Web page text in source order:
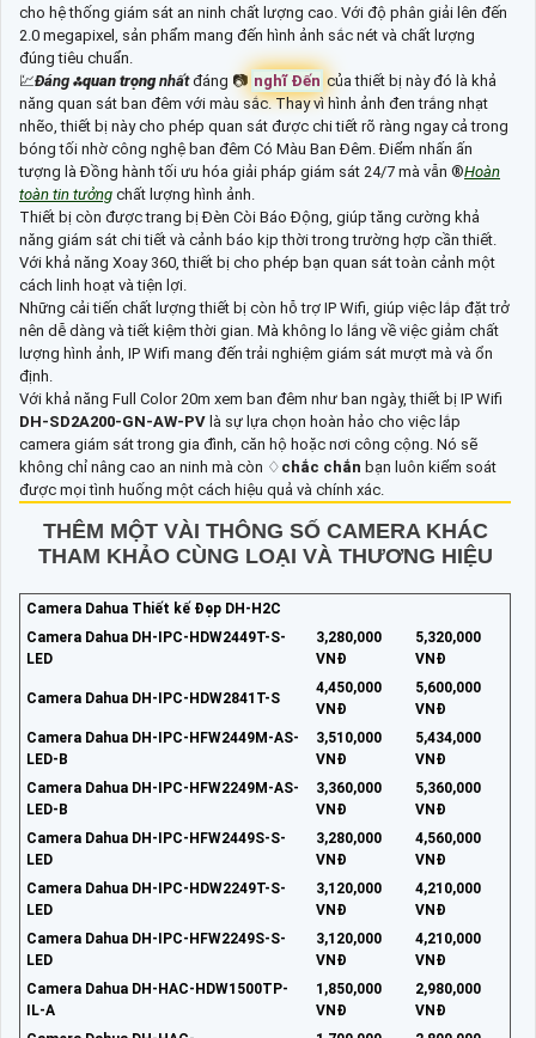
cho hệ thống giám sát an ninh chất lượng cao. Với độ phân giải lên đến
2.0 megapixel, sản phẩm mang đến hình ảnh sắc nét và chất lượng
đúng tiêu chuẩn.
💹Đáng ⁂quan trọngnhấtđáng 📷 nghĩ Đến của thiết bị này đó là khả
năng quan sát ban đêm với màu sắc. Thay vì hình ảnh đen trắng nhạt
nhẽo, thiết bị này cho phép quan sát được chi tiết rõ ràng ngay cả trong
bóng tối nhờ công nghệ ban đêm Có Màu Ban Đêm. Điểm nhấn ấn
tượng là Đồng hành tối ưu hóa giải pháp giám sát 24/7 mà vẫn ®️Hoàn
toàn tin tưởng chất lượng hình ảnh.
Thiết bị còn được trang bị Đèn Còi Báo Động, giúp tăng cường khả
năng giám sát chi tiết và cảnh báo kịp thời trong trường hợp cần thiết.
Với khả năng Xoay 360, thiết bị cho phép bạn quan sát toàn cảnh một
cách linh hoạt và tiện lợi.
Những cải tiến chất lượng thiết bị còn hỗ trợ IP Wifi, giúp việc lắp đặt trở
nên dễ dàng và tiết kiệm thời gian. Mà không lo lắng về việc giảm chất
lượng hình ảnh, IP Wifi mang đến trải nghiệm giám sát mượt mà và ổn
định.
Với khả năng Full Color 20m xem ban đêm như ban ngày, thiết bị IP Wifi
DH-SD2A200-GN-AW-PV là sự lựa chọn hoàn hảo cho việc lắp
camera giám sát trong gia đình, căn hộ hoặc nơi công cộng. Nó sẽ
không chỉ nâng cao an ninh mà còn ♢ chắc chắn bạn luôn kiểm soát
được mọi tình huống một cách hiệu quả và chính xác.
THÊM MỘT VÀI THÔNG SỐ CAMERA KHÁC
THAM KHẢO CÙNG LOẠI VÀ THƯƠNG HIỆU
Camera Dahua Thiết kế Đẹp DH-H2C
Camera Dahua DH-IPC-HDW2449T-S-
LED
3,280,000
VNĐ
5,320,000
VNĐ
Camera Dahua DH-IPC-HDW2841T-S
4,450,000
VNĐ
5,600,000
VNĐ
Camera Dahua DH-IPC-HFW2449M-AS-
LED-B
3,510,000
VNĐ
5,434,000
VNĐ
Camera Dahua DH-IPC-HFW2249M-AS-
LED-B
3,360,000
VNĐ
5,360,000
VNĐ
Camera Dahua DH-IPC-HFW2449S-S-
LED
3,280,000
VNĐ
4,560,000
VNĐ
Camera Dahua DH-IPC-HDW2249T-S-
LED
3,120,000
VNĐ
4,210,000
VNĐ
Camera Dahua DH-IPC-HFW2249S-S-
LED
3,120,000
VNĐ
4,210,000
VNĐ
Camera Dahua DH-HAC-HDW1500TP-
IL-A
1,850,000
VNĐ
2,980,000
VNĐ